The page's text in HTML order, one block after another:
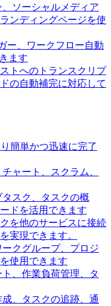
ソーシャルメディア
ンディングページを使
ー、ワークフロー自動
ます
トへのトランスクリプ
の自動補完に対応して
簡単かつ迅速に完了
ャート、スクラム、
スク、タスクの概
ドを活用できます
を他のサービスに接続
実現できます。
クグループ、プロジ
使用できます
、作業負荷管理、タ
、タスクの追跡、通